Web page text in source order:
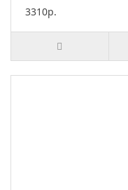
3310р.